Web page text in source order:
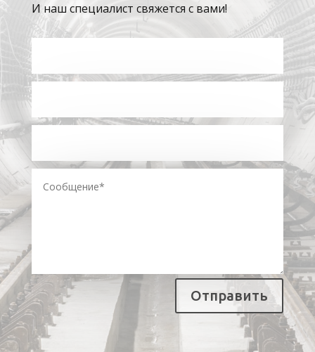
И наш специалист свяжется с вами!
Отправить